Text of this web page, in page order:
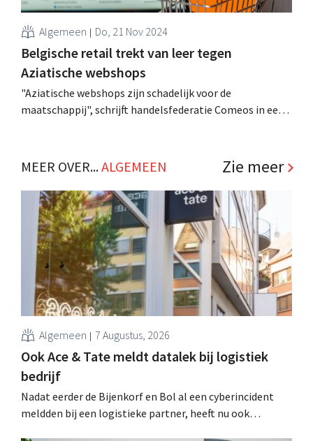
Algemeen Do, 21 Nov 2024
Belgische retail trekt van leer tegen
Aziatische webshops
"Aziatische webshops zijn schadelijk voor de
maatschappij", schrijft handelsfederatie Comeos in een
onderschrijft de boodschap. .
MEER OVER...ALGEMEEN Zie meer
Algemeen 7 Augustus, 2026
Ook Ace & Tate meldt datalek bij logistiek
bedrijf
Nadat eerder de Bijenkorf en Bol al een cyberincident
meldden bij een logistieke partner, heeft nu ook